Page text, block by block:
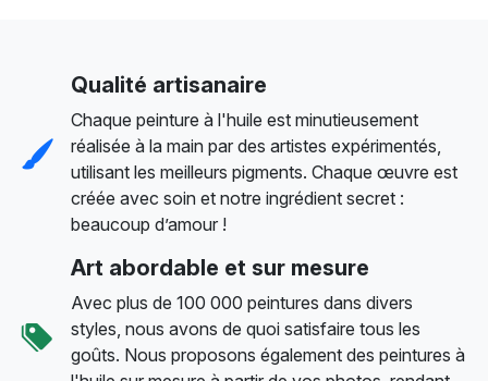
Qualité artisanaire
Chaque peinture à l'huile est minutieusement
réalisée à la main par des artistes expérimentés,
utilisant les meilleurs pigments. Chaque œuvre est
créée avec soin et notre ingrédient secret :
beaucoup d’amour !
Art abordable et sur mesure
Avec plus de 100 000 peintures dans divers
styles, nous avons de quoi satisfaire tous les
goûts. Nous proposons également des peintures à